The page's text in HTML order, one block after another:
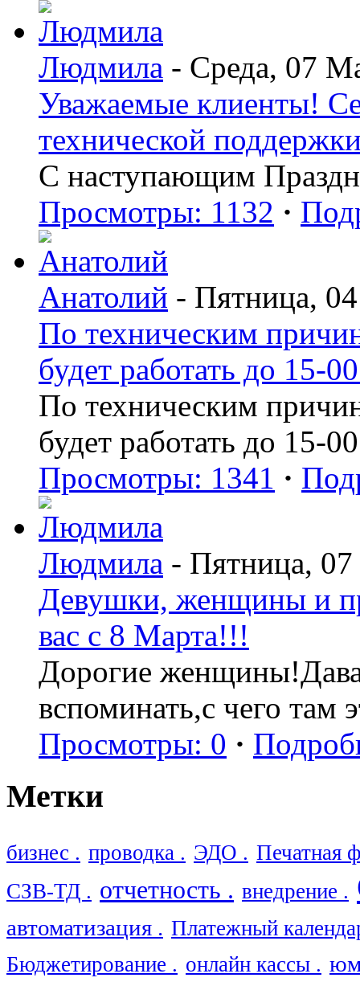
Людмила - Среда, 07
Уважаемые клиенты!
технической
С наступающим
Просмотры: 1132 ·
Анатолий - Пятница,
По техническим
будет работать до 15-
По техническим
будет работать до 15-00
Просмотры: 1341 ·
Людмила - Пятница,
Девушки, женщины и
вас с 8 Марта!!!
Дорогие
вспоминать,с чего там
Просмотры: 0 ·
Метки
бизнес . проводка . ЭДО . Печатная
СЗВ-ТД . отчетность . внедрение .
автоматизация . Платежный
Бюджетирование . онлайн кассы .